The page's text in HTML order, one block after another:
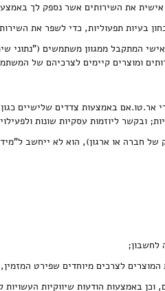
אישית את השירותים אשר נספק לך
בעיות תפעוליות, כדי לשפר את
המתקבל ממגוון משתמשים
ומוצרים קיימים לצרכיהם של
חברה או ארגון), הוא לא ייחשב
לחשבון;
לצרכים מיוחדים שפירט
באמצעות הודעות שיווקיות העשויות